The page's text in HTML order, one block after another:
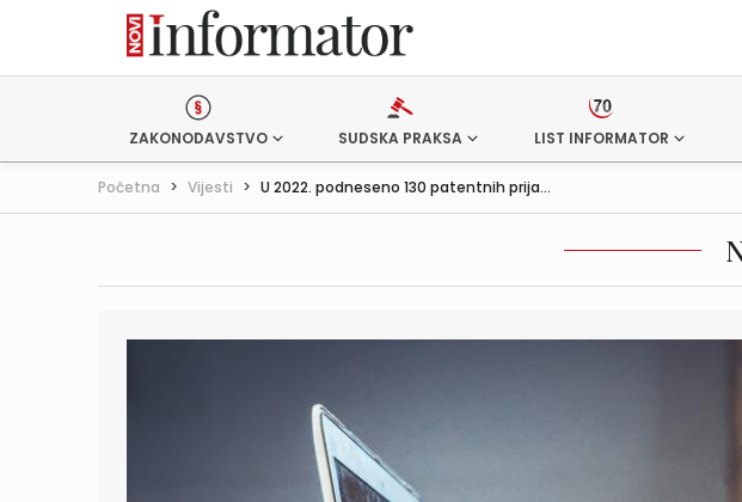
ZAKONODAVSTVO SUDSKA PRAKSA LIST INFORMATOR
Početna > Vijesti > U 2022. podneseno 130 patentnih prija...